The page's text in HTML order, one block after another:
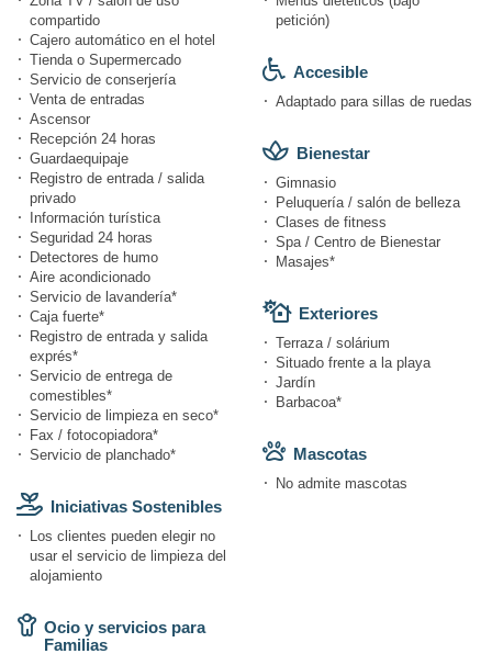
compartido
Cajero automático en el hotel
Tienda o Supermercado
Servicio de conserjería
Venta de entradas
Ascensor
Recepción 24 horas
Guardaequipaje
Registro de entrada / salida
privado
Información turística
Seguridad 24 horas
Detectores de humo
Aire acondicionado
Servicio de lavandería*
Caja fuerte*
Registro de entrada y salida
exprés*
Servicio de entrega de
comestibles*
Servicio de limpieza en seco*
Fax / fotocopiadora*
Servicio de planchado*
Iniciativas Sostenibles
Los clientes pueden elegir no
usar el servicio de limpieza del
alojamiento
Ocio y servicios para
Familias
petición)
Accesible
Adaptado para sillas de ruedas
Bienestar
Gimnasio
Peluquería / salón de belleza
Clases de fitness
Spa / Centro de Bienestar
Masajes*
Exteriores
Terraza / solárium
Situado frente a la playa
Jardín
Barbacoa*
Mascotas
No admite mascotas